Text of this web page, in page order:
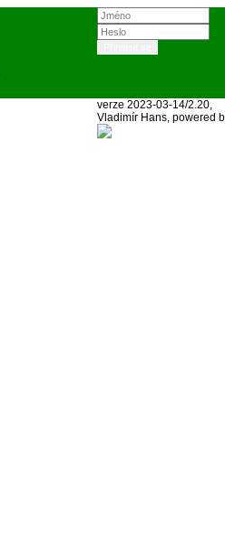
verze 2023-03-14/2.20,
Vladimír Hans, powered